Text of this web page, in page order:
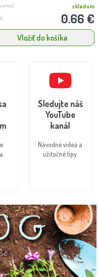
skladom
0.66 €
Vložiť do košíka
Sledujte náš
YouTube
kanál
Návodné videá a
užitočné tipy.